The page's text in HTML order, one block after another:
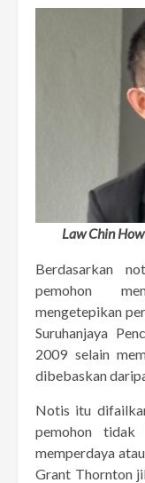
Law Chin How
Berdasarkan
pemohon
mengetepikan
Suruhanjaya
2009 selain
dibebaskan
Notis itu
pemohon tidak
memperdaya
Grant Thornton